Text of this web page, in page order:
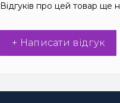
Відгуків про цей товар ще
+ Написати відгук